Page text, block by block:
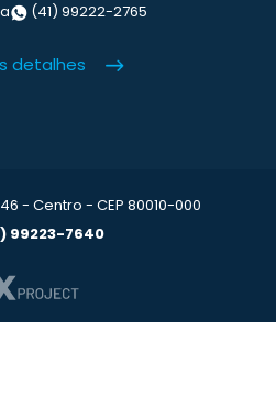
(41) 99222-2765
detalhes
- Centro - CEP 80010-000
99223-7640